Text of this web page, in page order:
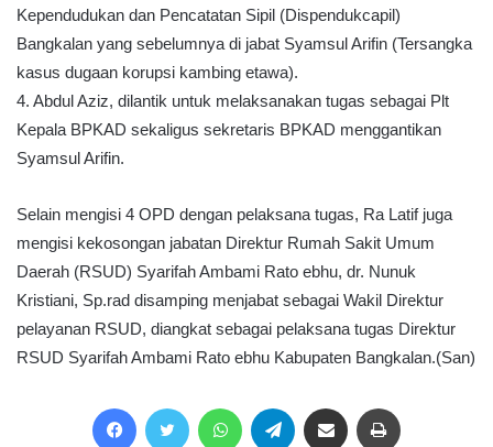
Kependudukan dan Pencatatan Sipil (Dispendukcapil)
Bangkalan yang sebelumnya di jabat Syamsul Arifin (Tersangka
kasus dugaan korupsi kambing etawa).
4. Abdul Aziz, dilantik untuk melaksanakan tugas sebagai Plt
Kepala BPKAD sekaligus sekretaris BPKAD menggantikan
Syamsul Arifin.
Selain mengisi 4 OPD dengan pelaksana tugas, Ra Latif juga
mengisi kekosongan jabatan Direktur Rumah Sakit Umum
Daerah (RSUD) Syarifah Ambami Rato ebhu, dr. Nunuk
Kristiani, Sp.rad disamping menjabat sebagai Wakil Direktur
pelayanan RSUD, diangkat sebagai pelaksana tugas Direktur
RSUD Syarifah Ambami Rato ebhu Kabupaten Bangkalan.(San)